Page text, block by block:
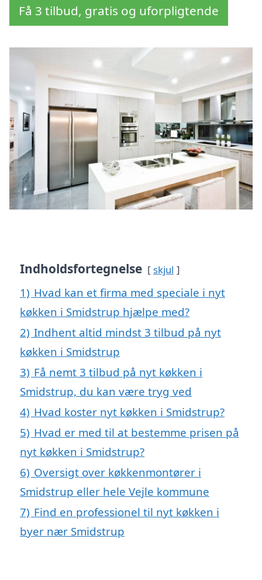
Få 3 tilbud, gratis og uforpligtende
Indholdsfortegnelse skjul
1) Hvad kan et firma med speciale i nyt
køkken i Smidstrup hjælpe med?
2) Indhent altid mindst 3 tilbud på nyt
køkken i Smidstrup
3) Få nemt 3 tilbud på nyt køkken i
Smidstrup, du kan være tryg ved
4) Hvad koster nyt køkken i Smidstrup?
5) Hvad er med til at bestemme prisen på
nyt køkken i Smidstrup?
6) Oversigt over køkkenmontører i
Smidstrup eller hele Vejle kommune
7) Find en professionel til nyt køkken i
byer nær Smidstrup